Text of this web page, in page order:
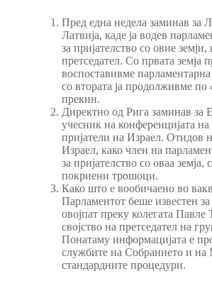
Пред една недела заминав за
Латвија, каде ја водев
за пријателство со овие земји,
претседател. Со првата земја
воспоставивме парламентарна
со втората ја продолживме по
прекин.
Директно од Рига заминав за
учесник на конференцијата
пријатели на Израел. Отидов
Израел, како член на
за пријателство со оваа земја,
покриени трошоци.
Како што е вообичаено во
Парламентот беше известен
овојпат преку колегата Павле
својство на претседател на
Понатаму информацијата е
службите на Собранието и
стандардните процедури.